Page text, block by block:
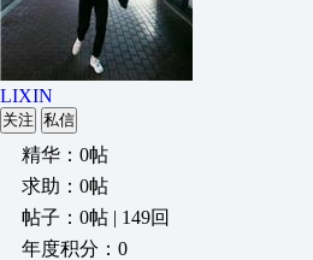
LIXIN
关注 私信
精华：0帖
求助：0帖
帖子：0帖 | 149回
年度积分：0